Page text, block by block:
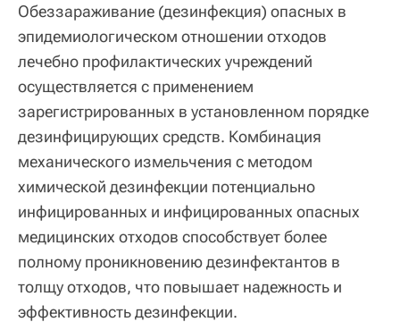
Обеззараживание (дезинфекция) опасных в
эпидемиологическом отношении отходов
лечебно профилактических учреждений
осуществляется с применением
зарегистрированных в установленном порядке
дезинфицирующих средств. Комбинация
механического измельчения с методом
химической дезинфекции потенциально
инфицированных и инфицированных опасных
медицинских отходов способствует более
полному проникновению дезинфектантов в
толщу отходов, что повышает надежность и
эффективность дезинфекции.